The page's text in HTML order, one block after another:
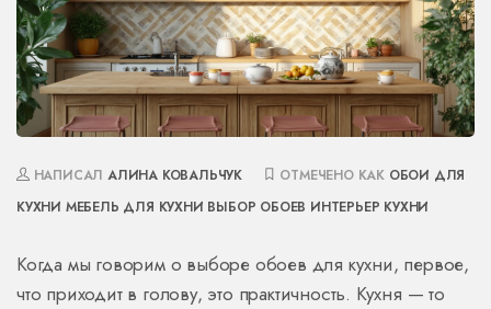
НАПИСАЛАЛИНА КОВАЛЬЧУК ОТМЕЧЕНО КАК ОБОИ ДЛЯ
КУХНИ МЕБЕЛЬ ДЛЯ КУХНИ ВЫБОР ОБОЕВ ИНТЕРЬЕР КУХНИ
Когда мы говорим о выборе обоев для кухни, первое,
что приходит в голову, это практичность. Кухня — то